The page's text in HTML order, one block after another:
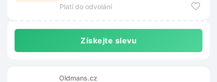
Platí do odvolání
Získejte slevu
Oldmans.cz